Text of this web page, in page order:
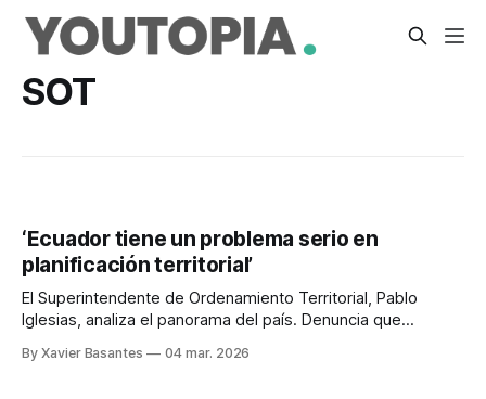
SOT
‘Ecuador tiene un problema serio en
planificación territorial’
El Superintendente de Ordenamiento Territorial, Pablo
Iglesias, analiza el panorama del país. Denuncia que
By Xavier Basantes 04 mar. 2026